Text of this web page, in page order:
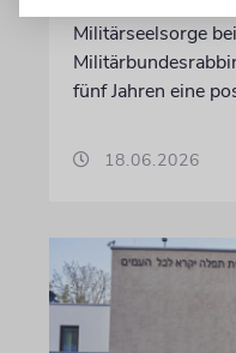
Militärseelsorge
fünf Jahren eine
18.06.2026